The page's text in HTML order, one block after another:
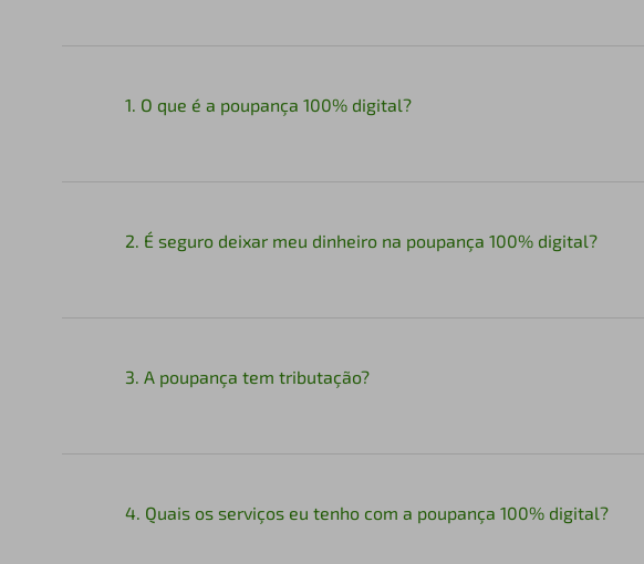
1. O que é a poupança 100% digital?
2. É seguro deixar meu dinheiro na poupança 100% digital?
3. A poupança tem tributação?
4. Quais os serviços eu tenho com a poupança 100% digital?